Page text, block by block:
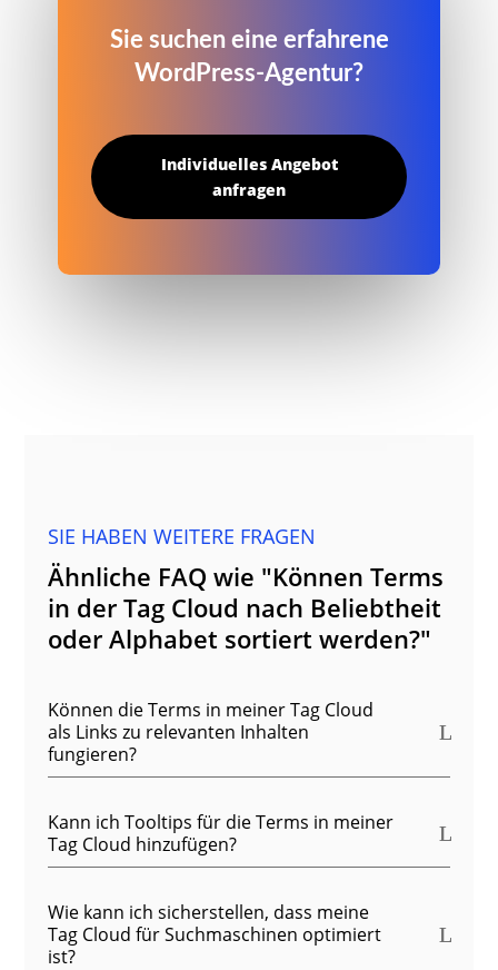
Sie suchen eine erfahrene
WordPress-Agentur?
Individuelles Angebot
anfragen
SIE HABEN WEITERE FRAGEN
Ähnliche FAQ wie "Können Terms
in der Tag Cloud nach Beliebtheit
oder Alphabet sortiert werden?"
Können die Terms in meiner Tag Cloud
als Links zu relevanten Inhalten
fungieren?
Kann ich Tooltips für die Terms in meiner
Tag Cloud hinzufügen?
Wie kann ich sicherstellen, dass meine
Tag Cloud für Suchmaschinen optimiert
ist?